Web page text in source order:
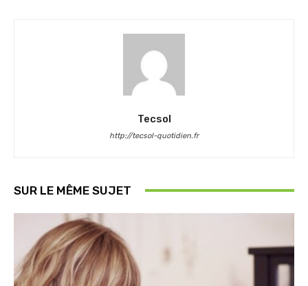
Tecsol
http://tecsol-quotidien.fr
SUR LE MÊME SUJET